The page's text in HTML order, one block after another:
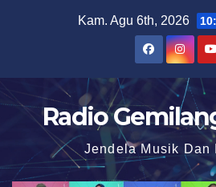
t
o
Kam. Agu 6th, 2026
Radio
Jendela Musik Dan